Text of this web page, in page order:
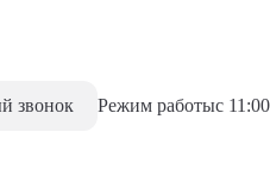
звонок Режим работыс 11:00